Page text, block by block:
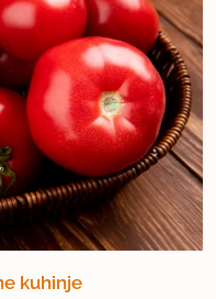
kuhinje